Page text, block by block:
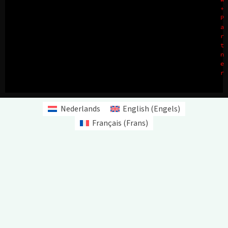
+
P
a
r
t
n
e
r
Nederlands English (Engels)
Français (Frans)